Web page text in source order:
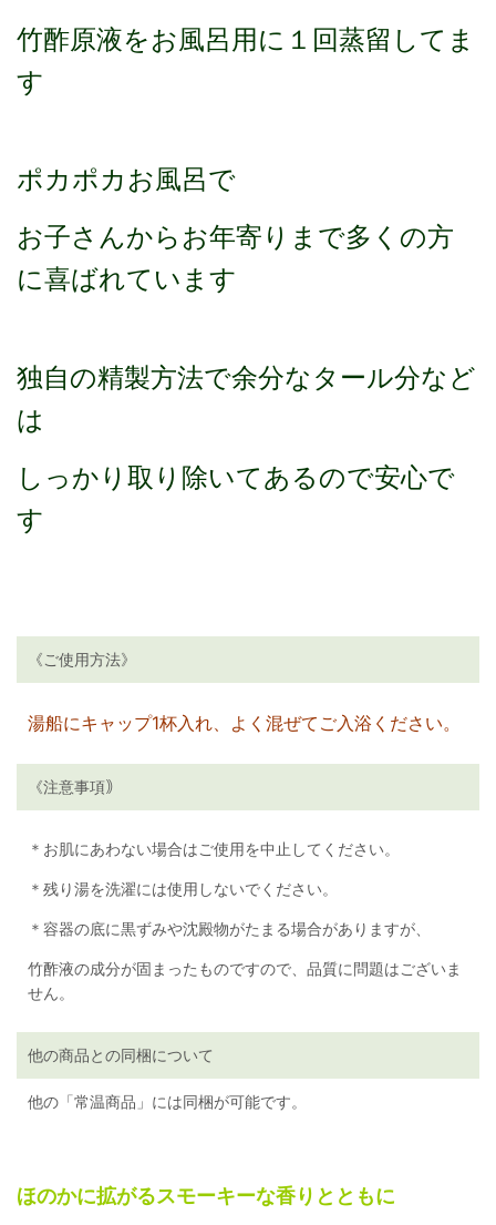
竹酢原液をお風呂用に１回蒸留してま
す
ポカポカお風呂で
お子さんからお年寄りまで多くの方
に喜ばれています
独自の精製方法で余分なタール分など
は
しっかり取り除いてあるので安心で
す
《ご使用方法》
湯船にキャップ1杯入れ、よく混ぜてご入浴ください。
《注意事項｠
＊お肌にあわない場合はご使用を中止してください。
＊残り湯を洗濯には使用しないでください。
＊容器の底に黒ずみや沈殿物がたまる場合がありますが、
竹酢液の成分が固まったものですので、品質に問題はございま
せん。
他の商品との同梱について
他の「常温商品」には同梱が可能です。
ほのかに拡がるスモーキーな香りとともに